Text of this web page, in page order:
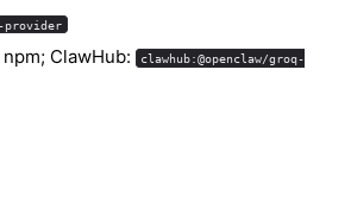
provider
ClawHub: clawhub:@openclaw/groq-